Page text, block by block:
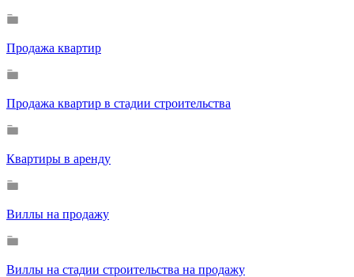
Продажа квартир
Продажа квартир в стадии строительства
Квартиры в аренду
Виллы на продажу
Виллы на стадии строительства на продажу